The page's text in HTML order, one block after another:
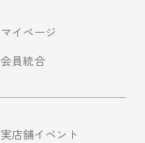
マイページ
会員統合
実店舗イベント